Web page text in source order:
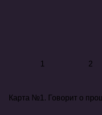
1 2
Карта №1. Говорит о